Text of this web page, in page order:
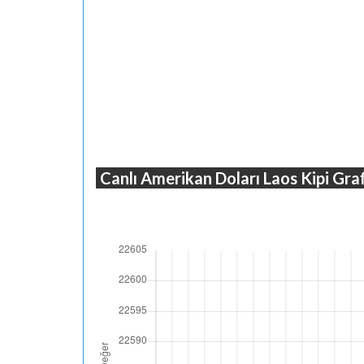
Canlı Amerikan Doları Laos Kipi